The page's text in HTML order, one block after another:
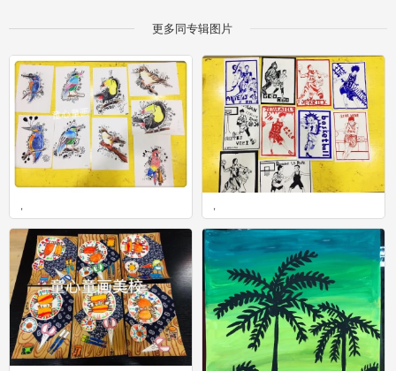
更多同专辑图片
，
，